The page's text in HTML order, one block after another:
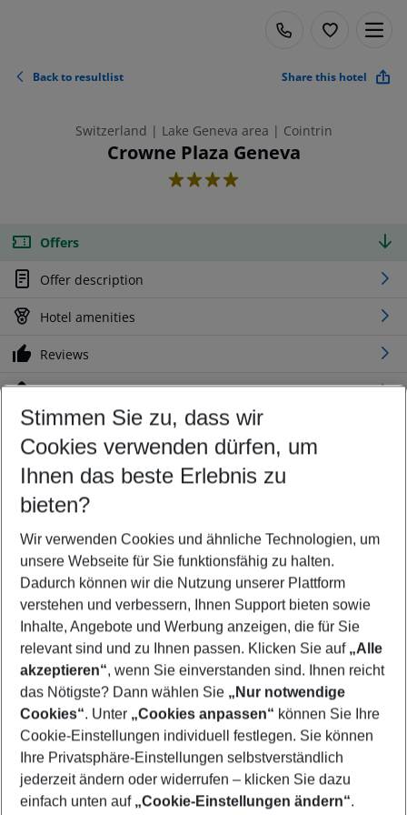
Back to resultlist Share this hotel
Switzerland | Lake Geneva area | Cointrin
Crowne Plaza Geneva
4
Offers
Offer description
Hotel amenities
Reviews
Location
Customize your offer
Find the perfect deal which suits your best
Your departure airport
Any airport
Select your date range
08/08/26–06/08/27 5-8 nights
Who will travel
2 adults No children
Show more filter
Footer
Footer navigation
Stimmen Sie zu, dass wir
Cookies verwenden dürfen, um
Ihnen das beste Erlebnis zu
bieten?
Wir verwenden Cookies und ähnliche Technologien, um
unsere Webseite für Sie funktionsfähig zu halten.
Dadurch können wir die Nutzung unserer Plattform
verstehen und verbessern, Ihnen Support bieten sowie
Inhalte, Angebote und Werbung anzeigen, die für Sie
relevant sind und zu Ihnen passen. Klicken Sie auf „Alle
akzeptieren“, wenn Sie einverstanden sind. Ihnen reicht
das Nötigste? Dann wählen Sie „Nur notwendige
Cookies“. Unter „Cookies anpassen“ können Sie Ihre
Cookie-Einstellungen individuell festlegen. Sie können
Ihre Privatsphäre-Einstellungen selbstverständlich
jederzeit ändern oder widerrufen – klicken Sie dazu
einfach unten auf „Cookie-Einstellungen ändern“.